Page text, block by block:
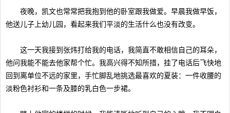
夜晚，凯文也常常把我抱到他的卧室跟我做爱。早晨我做早饭，
他送儿子上幼儿园，看起来我们平淡的生活什么也没有改变。
这一天我接到张炜打给我的电话，我简直不敢相信自己的耳朵，
他问我能不能去他家帮个忙。我高兴得不知所措，挂了电话后飞快地
回到离单位不远的家里，手忙脚乱地挑选最喜欢的夏装：一件收腰的
淡粉色衬衫和一条及膝的乳白色一步裙。